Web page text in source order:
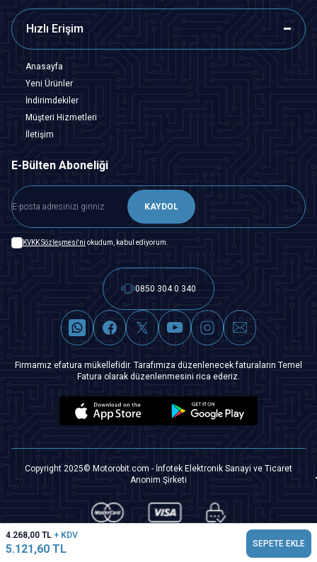
4.268,00 TL + KDV
5.121,60 TL SEPETE EKLE
Hızlı Erişim
Anasayfa
Yeni Ürünler
İndirimdekiler
Müşteri Hizmetleri
İletişim
E-Bülten Aboneliği
KAYDOL
KVKK Sözleşmesi'ni okudum, kabul ediyorum.
0850 304 0 340
Firmamız efatura mükellefidir. Tarafımıza düzenlenecek faturaların Temel
Fatura olarak düzenlenmesini rica ederiz.
Copyright 2025© Motorobit.com - İnfotek Elektronik Sanayi ve Ticaret
Anonim Şirketi